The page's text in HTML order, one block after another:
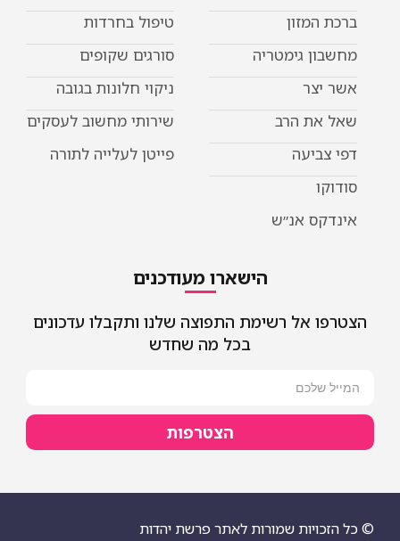
ברכת המזון
מחשבון גימטריה
אשר יצר
שאל את הרב
דפי צביעה
סודוקו
אינדקס אנ״ש
טיפול בחרדות
סורגים שקופים
ניקוי חלונות בגובה
שירותי מחשוב לעסקים
פייטן לעלייה לתורה
הישארו מעודכנים
הצטרפו אל רשימת התפוצה שלנו ותקבלו עדכונים
בכל מה שחדש
הצטרפות
© כל הזכויות שמורות לאתר פרשת יהדות